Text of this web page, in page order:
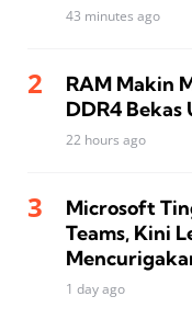
43 minutes ago
RAM Makin
DDR4
22 hours ago
Microsoft
Teams, Kini
1 day ago